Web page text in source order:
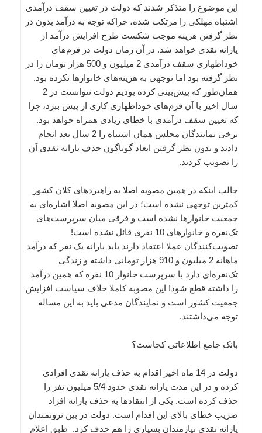
این موضوع را متذکر شدند که دولت در تعیین سقف درآمدی
اشتباه مهلکی را مرتکب شده، چراکه توجه به درآمد بدون در
نظر گرفتن هزینه موجب شکست طرح افزایش درآمد از
یارانه نقدی خواهد شد. در آن زمان دولت در فرم‌های
خوداظهاری سقف درآمدی 2 میلیون و 500 هزار تومان را در
نظر گرفته بود اما توجهی به هزینه‌های خانوارها نکرده بود.
همان‌طور که پیش‌بینی کرده بودیم دولت نتوانست در 2
سال اخیر با آن فرم‌های خوداظهاری کاری از پیش ببرد، چرا
که تعیین سقف درآمدی با خطای زیادی همراه خواهد بود.
برخی نمایندگان مجلس همان اشتباه را 2 سال بعد انجام
دادند و بدون نظر گرفتن ابعاد گوناگون حذف یارانه نقدی آن
را تصویب کردند.
جالب اینکه در همین مصوبه اصلا به راهبردهای کلان کشور
کمترین توجهی نشده است‎؛ در این مصوبه اصلا اشاره‌ای به
جمعیت خانوارها نشده است و فرقی میان سرپرست‌های
تک‌نفره و خانوارهای 10 نفری قائل نشده است!
تصویب‌کنندگان عملا اعتقاد دارند باید یارانه یک نفر که درآمد
ماهانه 2 میلیون و 910 هزار تومانی داشته و زندگی
تک‌نفره‌ای دارد با سرپرست خانوار 10 نفره که همین درآمد
را داشته قطع شود! این مصوبه کاملا خلاف سیاست‌ افزایش
جمعیت کشور است و نمایندگان مدعی باید به این مساله
توجه می‌داشتند.
بانک جامع اطلاعاتی کجاست؟
دولت در 14 ماه اخیر اقدام به حذف یارانه نقدی افرادی
کرده و در این مدت یارانه نقدی حدود 5/4 میلیون نفر را
حذف کرده است. یکی از انتقادها به حذف یارانه افراد
ضریب خطای بالای این اقدام است. دولت در بین ثروتمندان
یارانه نقدی نیازمندان بسیاری را هم حذف کرد. طبق اعلام